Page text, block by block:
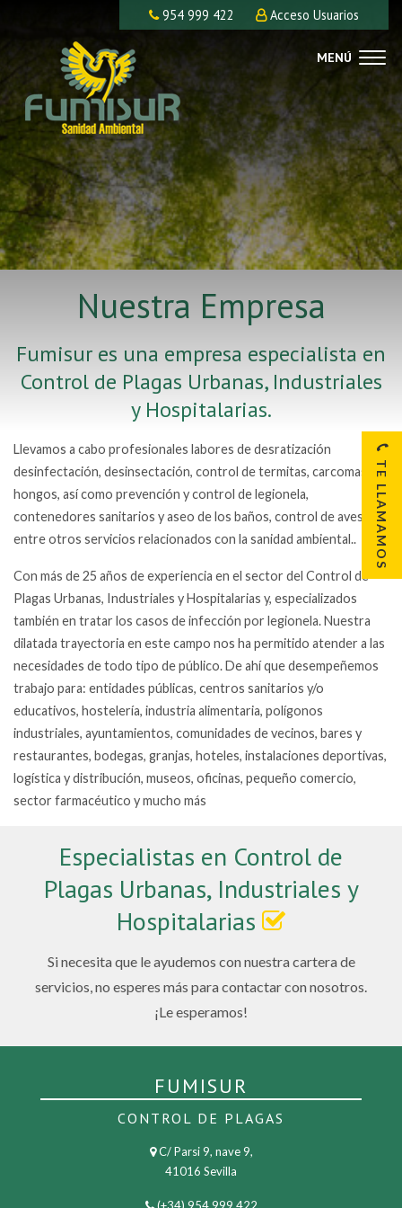
954 999 422 Acceso Usuarios
Nuestra Empresa
Fumisur es una empresa especialista en
Control de Plagas Urbanas, Industriales
y Hospitalarias.
Llevamos a cabo profesionales labores de desratización
desinfectación, desinsectación, control de termitas, carcomas y
hongos, así como prevención y control de legionela,
contenedores sanitarios y aseo de los baños, control de aves,
entre otros servicios relacionados con la sanidad ambiental..
Con más de 25 años de experiencia en el sector del Control de
Plagas Urbanas, Industriales y Hospitalarias y, especializados
también en tratar los casos de infección por legionela. Nuestra
dilatada trayectoria en este campo nos ha permitido atender a las
necesidades de todo tipo de público. De ahí que desempeñemos
trabajo para: entidades públicas, centros sanitarios y/o
educativos, hostelería, industria alimentaria, polígonos
industriales, ayuntamientos, comunidades de vecinos, bares y
restaurantes, bodegas, granjas, hoteles, instalaciones deportivas,
logística y distribución, museos, oficinas, pequeño comercio,
sector farmacéutico y mucho más
Especialistas en Control de
Plagas Urbanas, Industriales y
Hospitalarias
Si necesita que le ayudemos con nuestra cartera de
servicios, no esperes más para contactar con nosotros.
¡Le esperamos!
FUMISUR
CONTROL DE PLAGAS
C/ Parsi 9, nave 9,
41016 Sevilla
(+34) 954 999 422
TE LLAMAMOS
MENÚ